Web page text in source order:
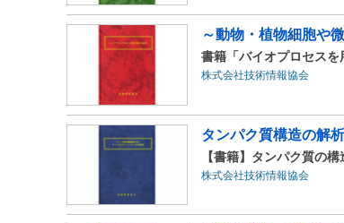
～動物・植物細胞や
書籍「バイオプロセスを
株式会社技術情報協会
タンパク質構造の解
【書籍】タンパク質の
株式会社技術情報協会